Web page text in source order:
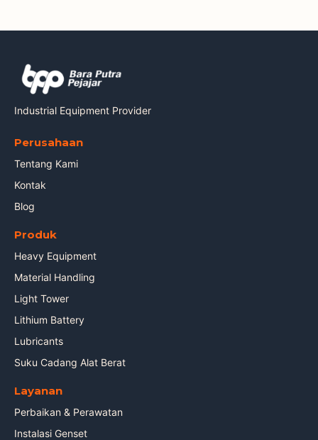
Industrial Equipment Provider
Perusahaan
Tentang Kami
Kontak
Blog
Produk
Heavy Equipment
Material Handling
Light Tower
Lithium Battery
Lubricants
Suku Cadang Alat Berat
Layanan
Perbaikan & Perawatan
Instalasi Genset